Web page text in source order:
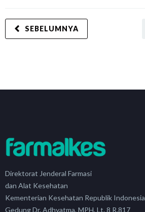
SEBELUMNYA
Direktorat Jenderal Farmasi
dan Alat Kesehatan
Kementerian Kesehatan Republik Indonesia
Gedung Dr. Adhyatma, MPH, Lt. 8 R.817